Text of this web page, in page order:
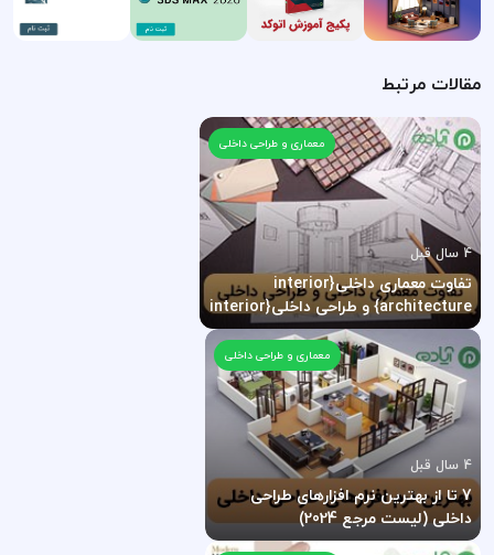
مقالات مرتبط
معماری و طراحی داخلی
4 سال قبل
تفاوت معماری داخلی{interior
architecture} و طراحی داخلی{interior
design} چیست؟
معماری و طراحی داخلی
4 سال قبل
7 تا از بهترین نرم افزارهای طراحی
داخلی (لیست مرجع 2024)